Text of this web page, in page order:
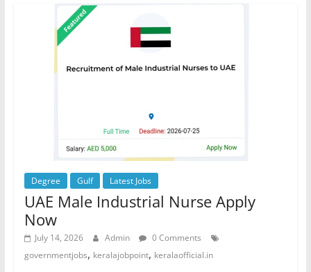
Degree Gulf Latest Jobs
UAE Male Industrial Nurse Apply
Now
July 14, 2026 Admin
0 Comments
governmentjobs, keralajobpoint, keralaofficial.in